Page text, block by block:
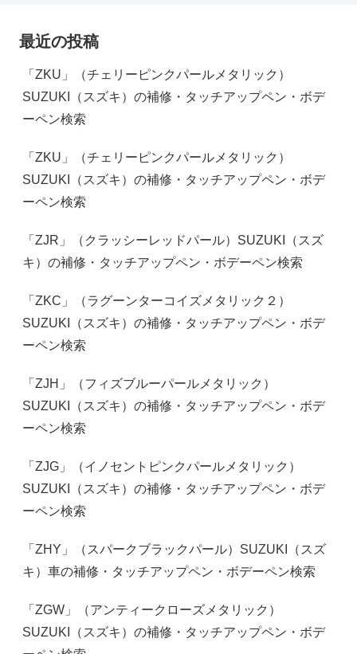
最近の投稿
「ZKU」（チェリーピンクパールメタリック）
SUZUKI（スズキ）の補修・タッチアップペン・ボデ
ーペン検索
「ZKU」（チェリーピンクパールメタリック）
SUZUKI（スズキ）の補修・タッチアップペン・ボデ
ーペン検索
「ZJR」（クラッシーレッドパール）SUZUKI（スズ
キ）の補修・タッチアップペン・ボデーペン検索
「ZKC」（ラグーンターコイズメタリック２）
SUZUKI（スズキ）の補修・タッチアップペン・ボデ
ーペン検索
「ZJH」（フィズブルーパールメタリック）
SUZUKI（スズキ）の補修・タッチアップペン・ボデ
ーペン検索
「ZJG」（イノセントピンクパールメタリック）
SUZUKI（スズキ）の補修・タッチアップペン・ボデ
ーペン検索
「ZHY」（スパークブラックパール）SUZUKI（スズ
キ）車の補修・タッチアップペン・ボデーペン検索
「ZGW」（アンティークローズメタリック）
SUZUKI（スズキ）の補修・タッチアップペン・ボデ